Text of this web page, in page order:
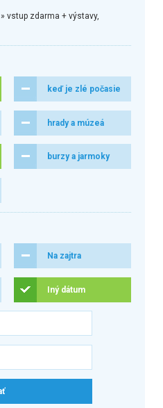
» vstup zdarma + výstavy,
keď je zlé počasie
hrady a múzeá
burzy a jarmoky
Na zajtra
Iný dátum